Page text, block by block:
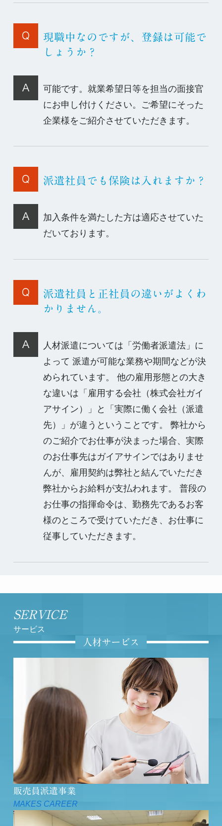
現職中なのですが、登録は可能で
しょうか？
可能です。就業希望日等を担当の面接官
にお申し付けください。ご希望にそった
企業様をご紹介させていただきます。
派遣社員でも保険は入れますか？
加入条件を満たした方は適応させていた
だいております。
派遣社員と正社員の違いがよくわ
かりません。
人材派遣については「労働者派遣法」に
よって 派遣が可能な業務や期間などが決
められています。 他の雇用形態との大き
な違いは「雇用する会社（株式会社ガイ
アサイン）」と「実際に働く会社（派遣
先）」が違うということです。 弊社から
のご紹介でお仕事が決まった場合、実際
のお仕事先はガイアサインではありませ
んが、雇用契約は弊社と結んでいただき
弊社からお給料が支払われます。 普段の
お仕事の指揮命令は、勤務先であるお客
様のところで受けていただき、お仕事に
従事していただきます。
SERVICE
サービス
人材サービス
販売員派遣事業
MAKES CAREER